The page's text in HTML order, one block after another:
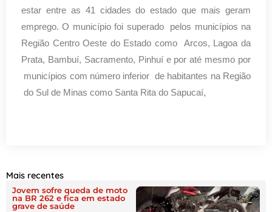
estar entre as 41 cidades do estado que mais geram
emprego. O município foi superado pelos municípios na
Região Centro Oeste do Estado como
Arcos, Lagoa da
Prata, Bambuí, Sacramento, Pinhuí e por até mesmo por
municípios com número inferior de habitantes na Região
do Sul de Minas como Santa Rita do Sapucaí,
Mais recentes
Jovem sofre queda de moto
na BR 262 e fica em estado
grave de saúde